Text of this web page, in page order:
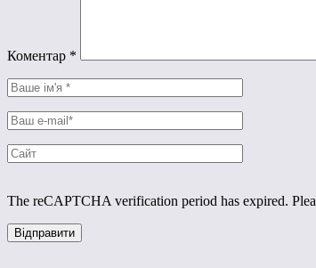
Коментар *
The reCAPTCHA verification period has expired.